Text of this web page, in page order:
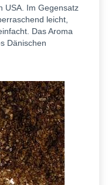
USA. Im Gegensatz
leicht,
Das Aroma
Dänischen